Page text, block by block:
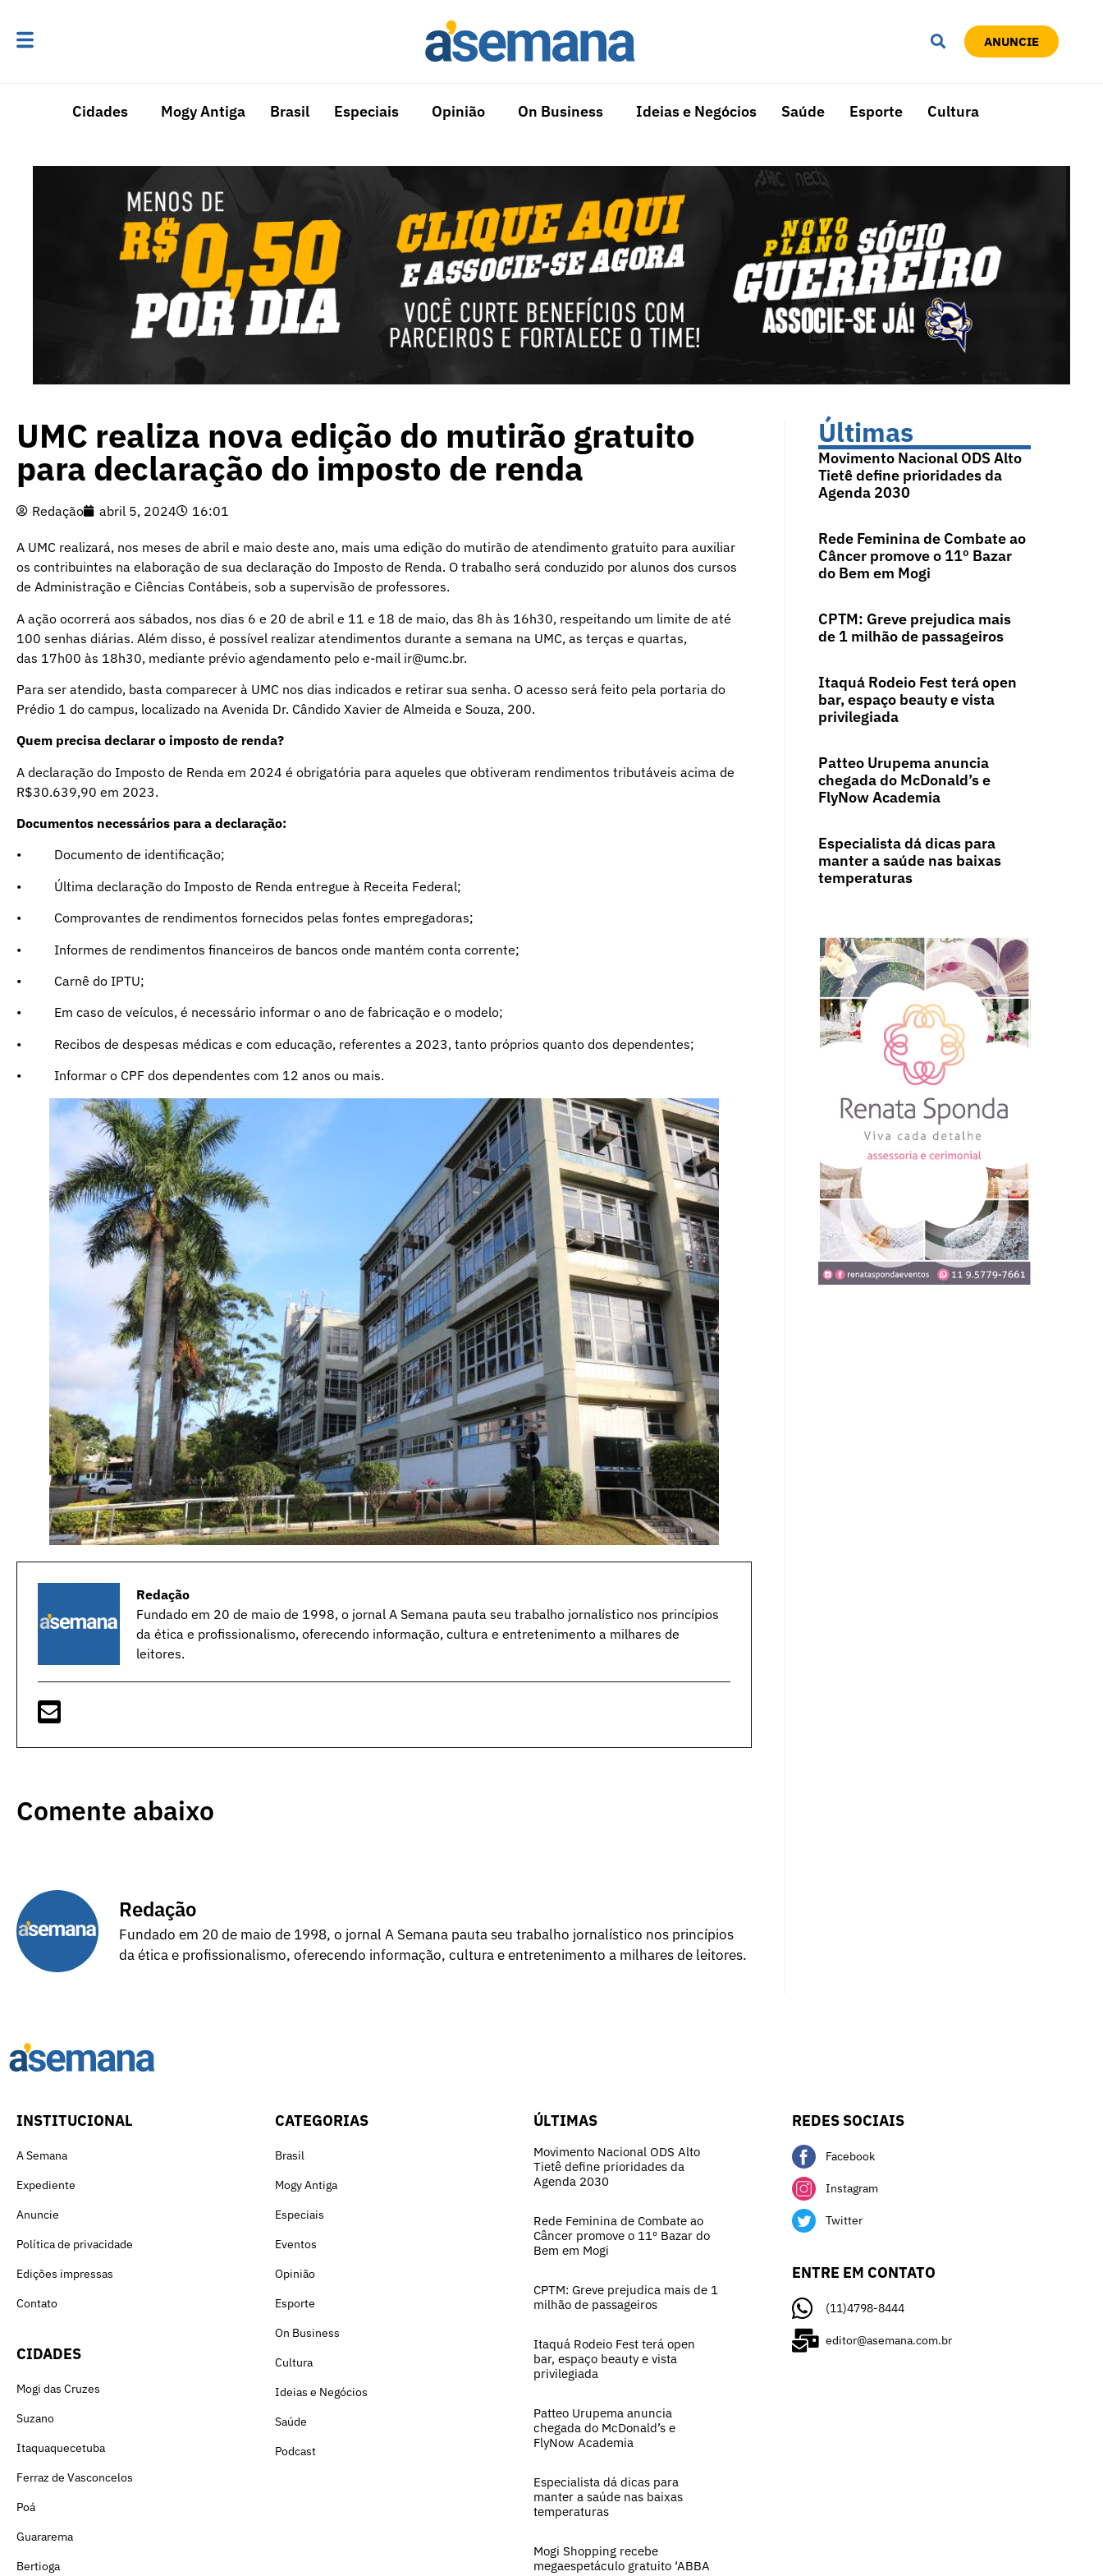
ANUNCIE
Cidades Mogy Antiga Brasil Especiais Opinião On Business Ideias e Negócios Saúde Esporte Cultura
UMC realiza nova edição do mutirão gratuito
para declaração do imposto de renda
Redação abril 5, 2024 16:01
A UMC realizará, nos meses de abril e maio deste ano, mais uma edição do mutirão de atendimento gratuito para auxiliar
os contribuintes na elaboração de sua declaração do Imposto de Renda. O trabalho será conduzido por alunos dos cursos
de Administração e Ciências Contábeis, sob a supervisão de professores.
A ação ocorrerá aos sábados, nos dias 6 e 20 de abril e 11 e 18 de maio, das 8h às 16h30, respeitando um limite de até
100 senhas diárias. Além disso, é possível realizar atendimentos durante a semana na UMC, as terças e quartas,
das 17h00 às 18h30, mediante prévio agendamento pelo e-mail ir@umc.br.​​​​
Para ser atendido, basta comparecer à UMC nos dias indicados e retirar sua senha. O acesso será feito pela portaria do
Prédio 1 do campus, localizado na Avenida Dr. Cândido Xavier de Almeida e Souza, 200.
Quem precisa declarar o imposto de renda?
A declaração do Imposto de Renda em 2024 é obrigatória para aqueles que obtiveram rendimentos tributáveis acima de
R$30.639,90 em 2023.
Documentos necessários para a declaração:
• Documento de identificação;
• Última declaração do Imposto de Renda entregue à Receita Federal;
• Comprovantes de rendimentos fornecidos pelas fontes empregadoras;
• Informes de rendimentos financeiros de bancos onde mantém conta corrente;
• Carnê do IPTU;
• Em caso de veículos, é necessário informar o ano de fabricação e o modelo;
• Recibos de despesas médicas e com educação, referentes a 2023, tanto próprios quanto dos dependentes;
• Informar o CPF dos dependentes com 12 anos ou mais.
Redação
Fundado em 20 de maio de 1998, o jornal A Semana pauta seu trabalho jornalístico nos princípios
da ética e profissionalismo, oferecendo informação, cultura e entretenimento a milhares de
leitores.
Comente abaixo
Redação
Fundado em 20 de maio de 1998, o jornal A Semana pauta seu trabalho jornalístico nos princípios
da ética e profissionalismo, oferecendo informação, cultura e entretenimento a milhares de leitores.
Últimas
Movimento Nacional ODS Alto
Tietê define prioridades da
Agenda 2030
Rede Feminina de Combate ao
Câncer promove o 11º Bazar
do Bem em Mogi
CPTM: Greve prejudica mais
de 1 milhão de passageiros
Itaquá Rodeio Fest terá open
bar, espaço beauty e vista
privilegiada
Patteo Urupema anuncia
chegada do McDonald’s e
FlyNow Academia
Especialista dá dicas para
manter a saúde nas baixas
temperaturas
INSTITUCIONAL
A Semana
Expediente
Anuncie
Política de privacidade
Edições impressas
Contato
CIDADES
Mogi das Cruzes
Suzano
Itaquaquecetuba
Ferraz de Vasconcelos
Poá
Guararema
Bertioga
CATEGORIAS
Brasil
Mogy Antiga
Especiais
Eventos
Opinião
Esporte
On Business
Cultura
Ideias e Negócios
Saúde
Podcast
ÚLTIMAS
Movimento Nacional ODS Alto
Tietê define prioridades da
Agenda 2030
Rede Feminina de Combate ao
Câncer promove o 11º Bazar do
Bem em Mogi
CPTM: Greve prejudica mais de 1
milhão de passageiros
Itaquá Rodeio Fest terá open
bar, espaço beauty e vista
privilegiada
Patteo Urupema anuncia
chegada do McDonald’s e
FlyNow Academia
Especialista dá dicas para
manter a saúde nas baixas
temperaturas
Mogi Shopping recebe
megaespetáculo gratuito ‘ABBA
REDES SOCIAIS
Facebook
Instagram
Twitter
ENTRE EM CONTATO
(11)4798-8444
editor@asemana.com.br